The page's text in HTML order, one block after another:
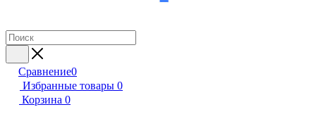
Сравнение0
Избранные товары 0
Корзина 0